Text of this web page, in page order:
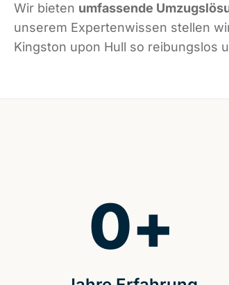
Wir bieten umfassende
unserem Expertenwissen stellen
Kingston upon Hull so reibungslos
0+